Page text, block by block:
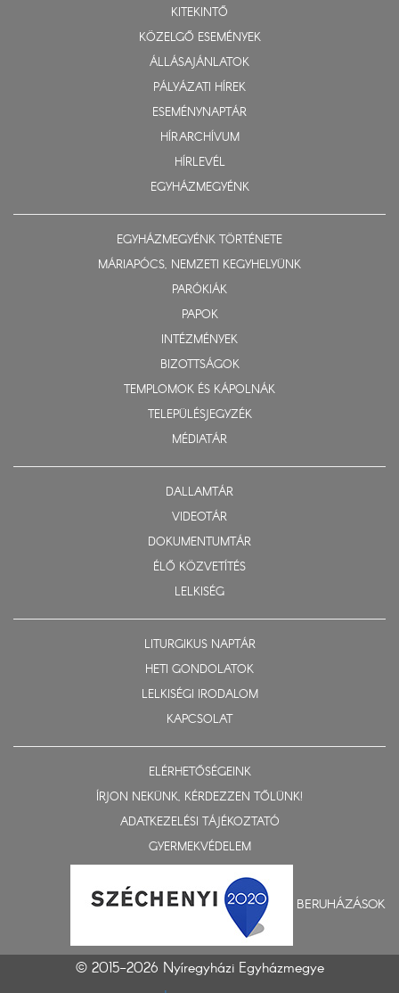
KITEKINTŐ
KÖZELGŐ ESEMÉNYEK
ÁLLÁSAJÁNLATOK
PÁLYÁZATI HÍREK
ESEMÉNYNAPTÁR
HÍRARCHÍVUM
HÍRLEVÉL
EGYHÁZMEGYÉNK
EGYHÁZMEGYÉNK TÖRTÉNETE
MÁRIAPÓCS, NEMZETI KEGYHELYÜNK
PARÓKIÁK
PAPOK
INTÉZMÉNYEK
BIZOTTSÁGOK
TEMPLOMOK ÉS KÁPOLNÁK
TELEPÜLÉSJEGYZÉK
MÉDIATÁR
DALLAMTÁR
VIDEOTÁR
DOKUMENTUMTÁR
ÉLŐ KÖZVETÍTÉS
LELKISÉG
LITURGIKUS NAPTÁR
HETI GONDOLATOK
LELKISÉGI IRODALOM
KAPCSOLAT
ELÉRHETŐSÉGEINK
ÍRJON NEKÜNK, KÉRDEZZEN TŐLÜNK!
ADATKEZELÉSI TÁJÉKOZTATÓ
GYERMEKVÉDELEM
BERUHÁZÁSOK
© 2015-2026 Nyíregyházi Egyházmegye